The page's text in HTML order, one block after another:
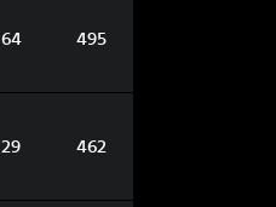
64 495
29 462